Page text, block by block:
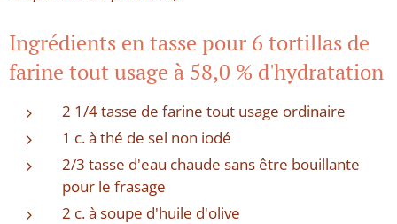
Ingrédients en tasse pour 6 tortillas de
farine tout usage à 58,0 % d'hydratation
2 1/4 tasse de farine tout usage ordinaire
1 c. à thé de sel non iodé
2/3 tasse d'eau chaude sans être bouillante
pour le frasage
2 c. à soupe d'huile d'olive